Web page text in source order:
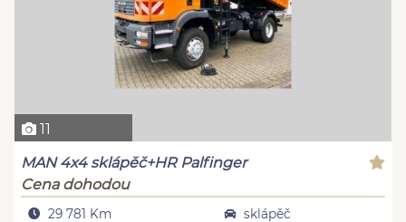
11
MAN 4x4 sklápěč+HR Palfinger
Cena dohodou
29 781 Km
sklápěč